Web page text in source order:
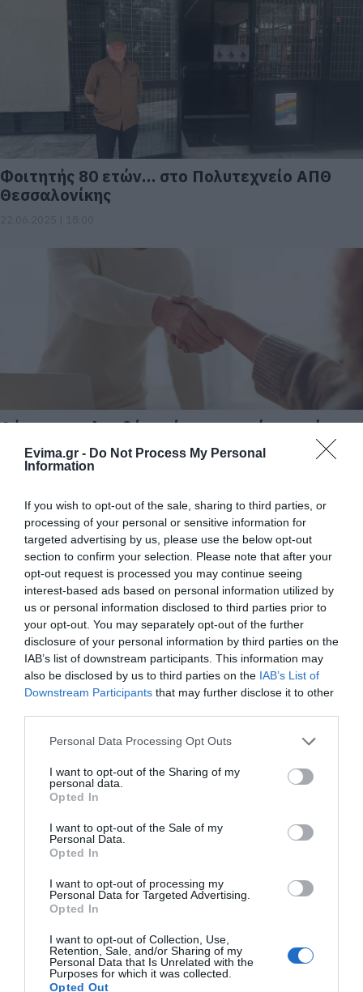
Evima.gr - Do Not Process My Personal
Information
If you wish to opt-out of the sale, sharing to third parties, or
processing of your personal or sensitive information for
targeted advertising by us, please use the below opt-out
section to confirm your selection. Please note that after your
opt-out request is processed you may continue seeing
interest-based ads based on personal information utilized by
us or personal information disclosed to third parties prior to
your opt-out. You may separately opt-out of the further
disclosure of your personal information by third parties on the
IAB’s list of downstream participants. This information may
also be disclosed by us to third parties on the IAB’s List of
Downstream Participants that may further disclose it to other
Please note that this website/app uses one or more Google
not limited to your visit or usage behaviour. You may click to
grant or deny consent to Google and its third-party tags to
use your data for below specified purposes in below Google
consent section.
Personal Data Processing Opt Outs
I want to opt-out of the Sharing of my
personal data.
Opted In
I want to opt-out of the Sale of my
Personal Data.
Opted In
I want to opt-out of processing my
Personal Data for Targeted Advertising.
Opted In
I want to opt-out of Collection, Use,
Retention, Sale, and/or Sharing of my
Personal Data that Is Unrelated with the
Purposes for which it was collected.
Opted Out
Φοιτητής 80 ετών… στο Πολυτεχνείο ΑΠΘ
Θεσσαλονίκης
Δήμος προσλαμβάνει άτομα χωρίς πτυχίο:
Ποιοι μπορούν να υποβάλλουν αίτηση
11.01.2025 | 11:20
Εύβοια: «Θέμα» με την κατοχύρωση των
πτυχίων από τα ΤΕΙ Ψαχνών
φοιτήτρια το πτυχίο της επειδή δεν έχει να
πληρώσει την εστία (εικόνες)